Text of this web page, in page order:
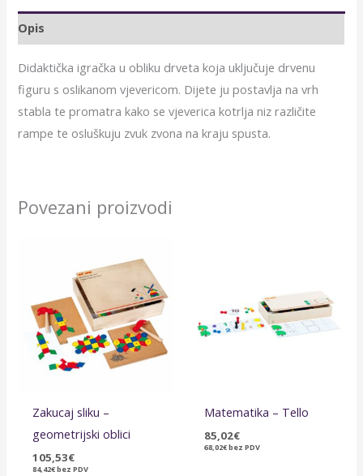
Opis
Didaktička igračka u obliku drveta koja uključuje drvenu
figuru s oslikanom vjevericom. Dijete ju postavlja na vrh
stabla te promatra kako se vjeverica kotrlja niz različite
rampe te osluškuju zvuk zvona na kraju spusta.
Povezani proizvodi
Zakucaj sliku –
geometrijski oblici
105,53€
84,42€bez PDV
Matematika – Tello
85,02€
68,02€bez PDV